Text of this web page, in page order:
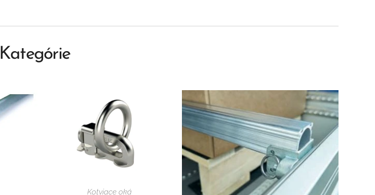
Kategórie
Kotviace oká